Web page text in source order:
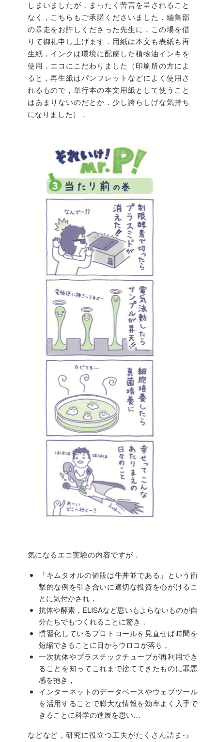
しまいましたが，まったく苦言を呈されること
なく，こちらもご承諾くださいました．編集部
の暴走をお許しくださった先生に，この場を借
りて御礼申し上げます．用紙は本文も表紙も再
生紙，インクは環境に配慮した植物油インキを
使用，エコにこだわりました（印刷所の方によ
ると，再生紙はパンフレットなどによく使用さ
れるもので，単行本の本文用紙として使うこと
はあまりないのだとか．少し誇らしげな気持ち
になりました）．
気になるエコ実験の内容ですが，
「キムタオルの値段は牛丼並である」という衝
撃的な例を引き合いに適切な投資を心がけるこ
とに気付かされ，
抗体や酵素，ELISAなど思いもよらないものが自
分たちでもつくれることに驚き，
慣習化しているプロトコールを見直せば時間を
短縮できることに目からウロコが落ち，
一次抗体やプラスチックチューブが再利用でき
ることを知ってこれまで捨ててきたものに罪悪
感を抱き，
インターネットのデータベースやウェブツール
を活用することで膨大な情報を効率よく入手で
きることに科学の進展を思い…
などなど，研究に役立つ工夫がたくさん詰まっ